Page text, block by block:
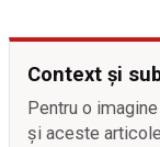
Context și
Pentru o
și aceste